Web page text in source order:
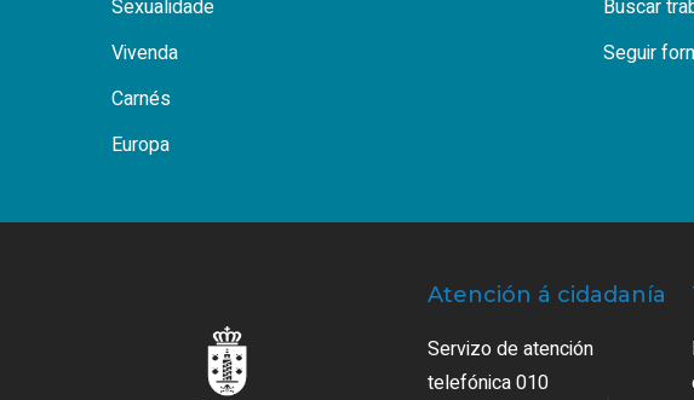
Sexualidade
Vivenda
Carnés
Europa
Buscar
Seguir
Atención á cidadanía
Servizo de atención
telefónica 010